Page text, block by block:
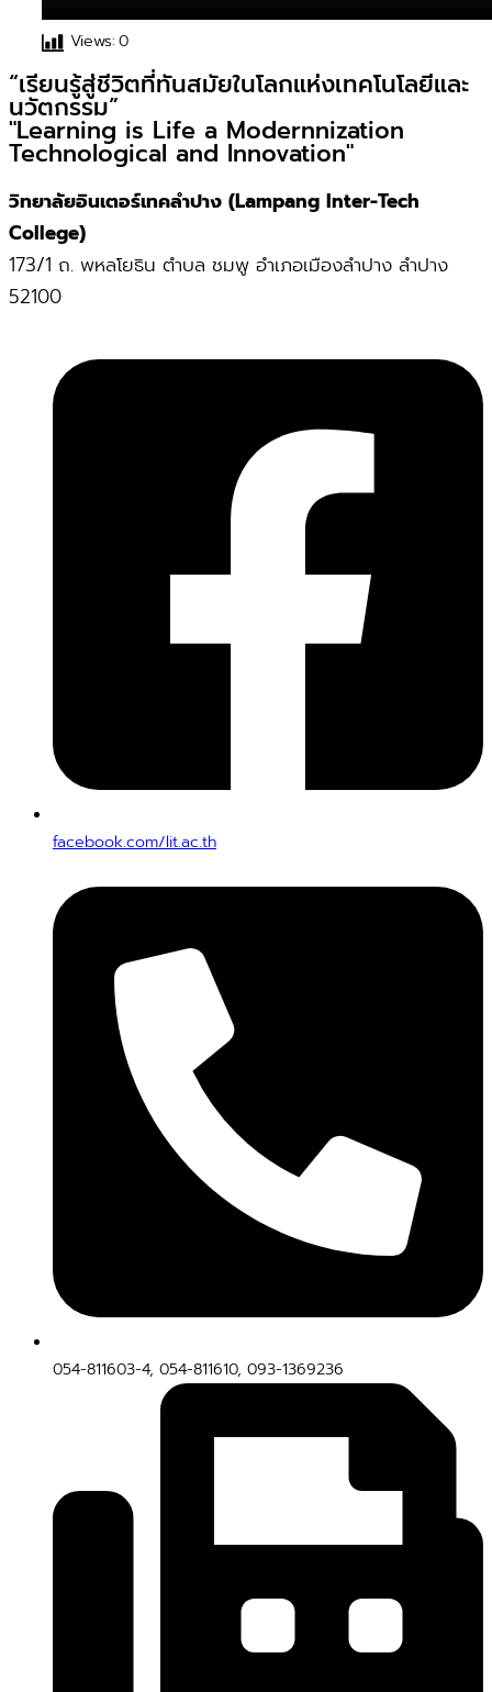
Views:0
“เรียนรู้สู่ชีวิตที่ทันสมัยในโลกแห่งเทคโนโลยีและ
นวัตกรรม”
"Learning is Life a Modernnization
Technological and Innovation"
วิทยาลัยอินเตอร์เทคลำปาง (Lampang Inter-Tech
College)
173/1 ถ. พหลโยธิน ตำบล ชมพู อำเภอเมืองลำปาง ลำปาง
52100
facebook.com/lit.ac.th
054-811603-4, 054-811610, 093-1369236